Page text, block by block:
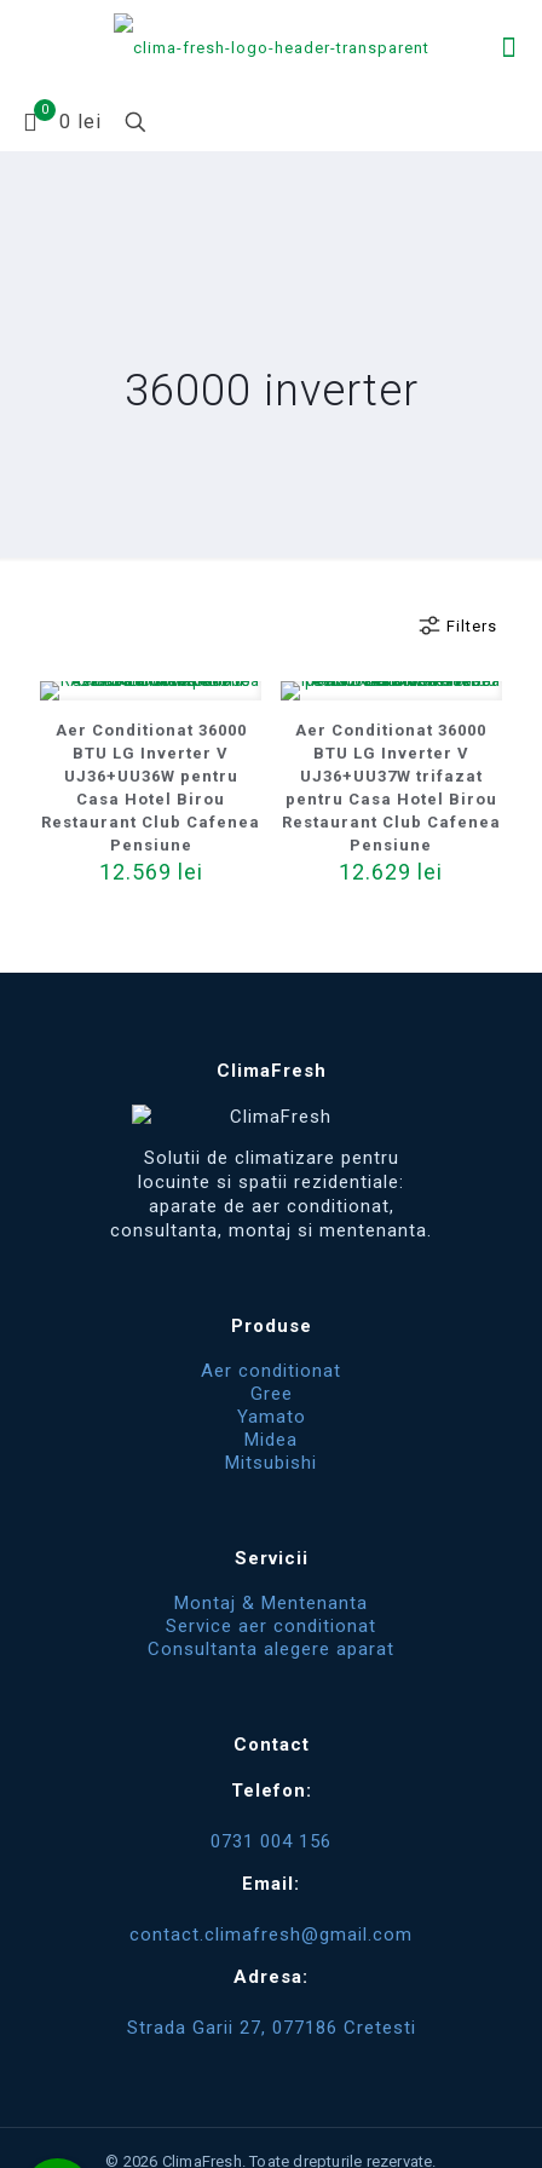
0
0 lei
36000 inverter
Filters
Aer Conditionat 36000
BTU LG Inverter V
UJ36+UU36W pentru
Casa Hotel Birou
Restaurant Club Cafenea
Pensiune
12.569 lei
Aer Conditionat 36000
BTU LG Inverter V
UJ36+UU37W trifazat
pentru Casa Hotel Birou
Restaurant Club Cafenea
Pensiune
12.629 lei
ClimaFresh
Solutii de climatizare pentru
locuinte si spatii rezidentiale:
aparate de aer conditionat,
consultanta, montaj si mentenanta.
Produse
Aer conditionat
Gree
Yamato
Midea
Mitsubishi
Servicii
Montaj & Mentenanta
Service aer conditionat
Consultanta alegere aparat
Contact
Telefon:
0731 004 156
Email:
contact.climafresh@gmail.com
Adresa:
Strada Garii 27, 077186 Cretesti